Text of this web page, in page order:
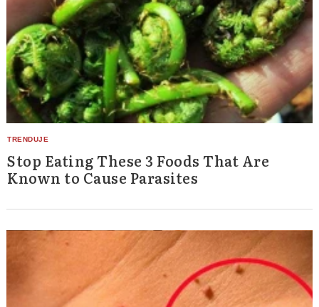
Stop Eating These 3 Foods That Are
Known to Cause Parasites